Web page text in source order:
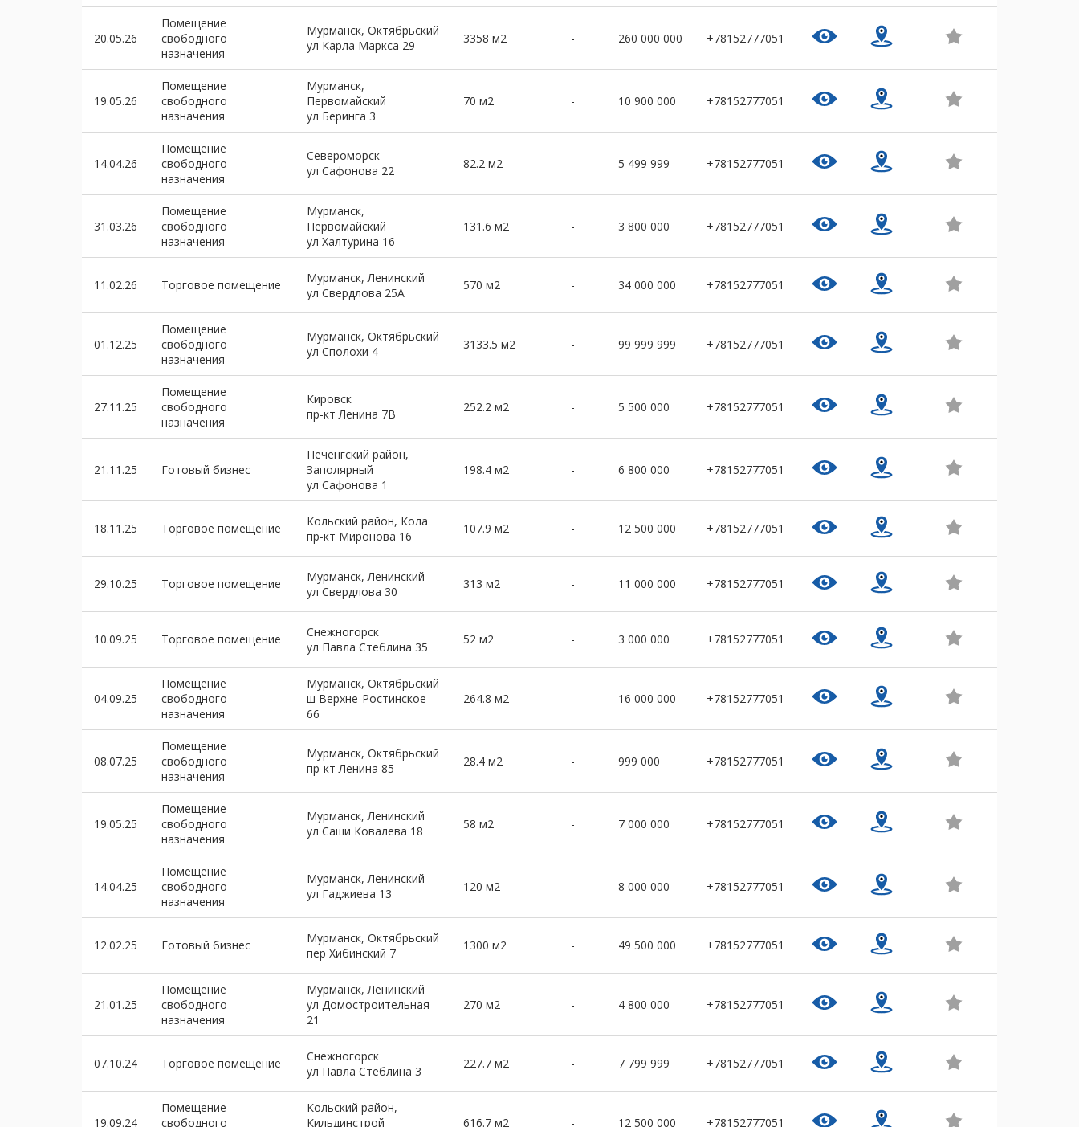
20.05.26
Помещение
свободного
назначения
Мурманск, Октябрьский
ул Карла Маркса 29
3358 м2 - 260 000 000 +78152777051
19.05.26
Помещение
свободного
назначения
Мурманск,
Первомайский
ул Беринга 3
70 м2 - 10 900 000 +78152777051
14.04.26
Помещение
свободного
назначения
Североморск
ул Сафонова 22
82.2 м2 - 5 499 999 +78152777051
31.03.26
Помещение
свободного
назначения
Мурманск,
Первомайский
ул Халтурина 16
131.6 м2 - 3 800 000 +78152777051
11.02.26 Торговое помещение
Мурманск, Ленинский
ул Свердлова 25А
570 м2 - 34 000 000 +78152777051
01.12.25
Помещение
свободного
назначения
Мурманск, Октябрьский
ул Сполохи 4
3133.5 м2 - 99 999 999 +78152777051
27.11.25
Помещение
свободного
назначения
Кировск
пр-кт Ленина 7В
252.2 м2 - 5 500 000 +78152777051
21.11.25 Готовый бизнес
Печенгский район,
Заполярный
ул Сафонова 1
198.4 м2 - 6 800 000 +78152777051
18.11.25 Торговое помещение
Кольский район, Кола
пр-кт Миронова 16
107.9 м2 - 12 500 000 +78152777051
29.10.25 Торговое помещение
Мурманск, Ленинский
ул Свердлова 30
313 м2 - 11 000 000 +78152777051
10.09.25 Торговое помещение
Снежногорск
ул Павла Стеблина 35
52 м2 - 3 000 000 +78152777051
04.09.25
Помещение
свободного
назначения
Мурманск, Октябрьский
ш Верхне-Ростинское
66
264.8 м2 - 16 000 000 +78152777051
08.07.25
Помещение
свободного
назначения
Мурманск, Октябрьский
пр-кт Ленина 85
28.4 м2 - 999 000 +78152777051
19.05.25
Помещение
свободного
назначения
Мурманск, Ленинский
ул Саши Ковалева 18
58 м2 - 7 000 000 +78152777051
14.04.25
Помещение
свободного
назначения
Мурманск, Ленинский
ул Гаджиева 13
120 м2 - 8 000 000 +78152777051
12.02.25 Готовый бизнес
Мурманск, Октябрьский
пер Хибинский 7
1300 м2 - 49 500 000 +78152777051
21.01.25
Помещение
свободного
назначения
Мурманск, Ленинский
ул Домостроительная
21
270 м2 - 4 800 000 +78152777051
07.10.24 Торговое помещение
Снежногорск
ул Павла Стеблина 3
227.7 м2 - 7 799 999 +78152777051
19.09.24
Помещение
свободного
Кольский район,
Кильдинстрой
616.7 м2 - 12 500 000 +78152777051